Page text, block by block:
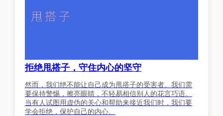
拒绝甩搭子，守住内心的坚守
然而，我们绝不能让自己成为甩搭子的受害者。我们需
要保持警惕，擦亮眼睛，不轻易相信别人的花言巧语。
当有人试图用虚伪的关心和帮助来接近我们时，我们要
学会拒绝，保护自己的内心。